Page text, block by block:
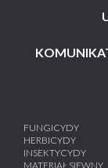
FUNGICYDY
HERBICYDY
INSEKTYCYDY
MATERIAŁ SIEWNY